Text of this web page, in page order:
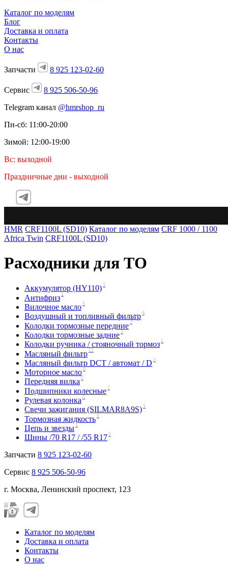
Каталог по моделям
Блог
Доставка и оплата
Контакты
О нас
Запчасти 8 925 123-02-60
Сервис
8 925 506-50-96
Telegram канал @hmrshop_ru
Пн-сб: 11:00-20:00
Зимой: 12:00-19:00
Вс: выходной
Праздничные дни - выходной
HMR CRF1100L (SD10) Каталог по моделям CRF 1000 / 1100
Africa Twin CRF1100L (SD10)
Расходники для ТО
Аккумулятор (HY110)3
Антифриз1
Вилочное масло6
Воздушный и топливный фильтр4
Колодки тормозные передние3
Колодки тормозные задние5
Колодки ручника / стояночный тормоз 1
Масляный фильтр11
Масляный фильтр DCT / автомат / D 3
Моторное масло8
Передняя вилка5
Подшипники колесные 7
Рулевая колонка 5
Свечи зажигания (SILMAR8A9S) 1
Тормозная жидкость8
Цепь и звезды 1
Шины /70 R17 / /55 R170
Запчасти 8 925 123-02-60
Сервис 8 925 506-50-96
г. Москва, Ленинский проспект, 123
Каталог по моделям
Доставка и оплата
Контакты
О нас